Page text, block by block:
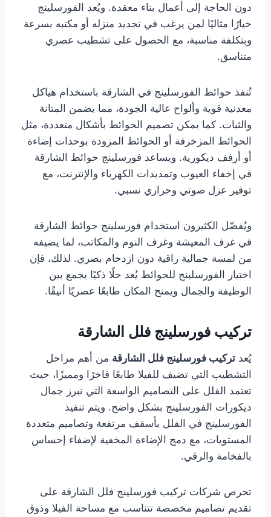
دون الحاجة إلى أعمال بناء معقدة. ويُعد الفورسلينج
خيارًا مثاليًا لمن يرغب في تجديد منزله أو مكتبه بسرعة
وبتكلفة مناسبة، مع الحصول على تشطيب عصري
متناسق.
تُنفذ حوائط الفورسلينج في الشارقة باستخدام هياكل
معدنية قوية وألواح عالية الجودة، مما يضمن المتانة
والثبات. كما يمكن تصميم الحوائط بأشكال متعددة، مثل
الحوائط المزخرفة أو الحوائط المزودة بوحدات إضاءة
أو أرفف ديكورية. ويساعد فورسلينج حوائط الشارقة
في إخفاء العيوب وتمديدات الكهرباء والإنترنت، مع
توفير عزل صوتي وحراري نسبي.
ويُفضّل الكثيرون استخدام فورسلينج حوائط الشارقة
في غرف المعيشة وغرف النوم والمكاتب، لما يضيفه
من لمسة جمالية راقية دون ازدحام بصري. لذلك، فإن
اختيار الفورسلينج للحوائط يُعد حلًا ذكيًا يجمع بين
الوظيفة والجمال ويمنح المكان طابعًا عصريًا أنيقًا.
تركيب فورسلينج فلل الشارقة
يُعد تركيب فورسلينج فلل الشارقة من أهم مراحل
التشطيب التي تضيف للفيلا طابعًا فاخرًا ومميزًا، حيث
تعتمد الفلل على التصاميم الواسعة التي تبرز جمال
ديكورات الفورسلينج بشكل واضح. ويتم تنفيذ
الفورسلينج في الفلل بأسقف مرتفعة وتصاميم متعددة
المستويات، مع دمج الإضاءة المخفية لإضفاء إحساس
بالفخامة والرقي.
تحرص شركات تركيب فورسلينج فلل الشارقة على
تقديم تصاميم مخصصة تتناسب مع مساحة الفيلا وذوق